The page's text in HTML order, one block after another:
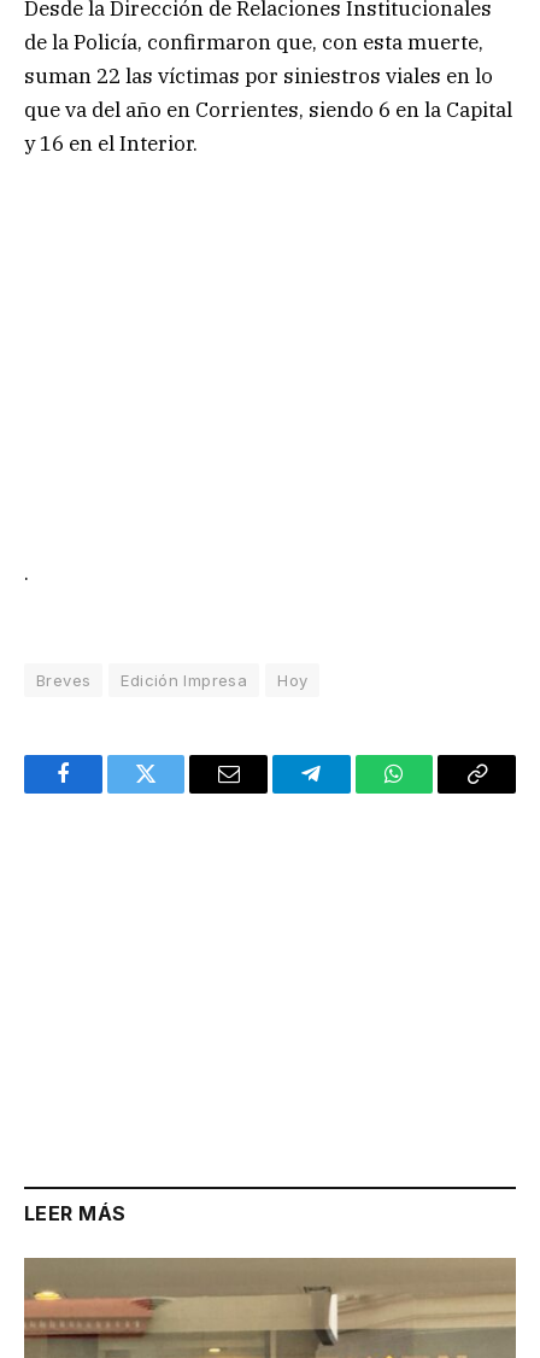
Desde la Dirección de Relaciones Institucionales
de la Policía, confirmaron que, con esta muerte,
suman 22 las víctimas por siniestros viales en lo
que va del año en Corrientes, siendo 6 en la Capital
y 16 en el Interior.
.
Breves Edición Impresa Hoy
FacebookTwitter Email TelegramWhatsAppCopy
LEER MÁS